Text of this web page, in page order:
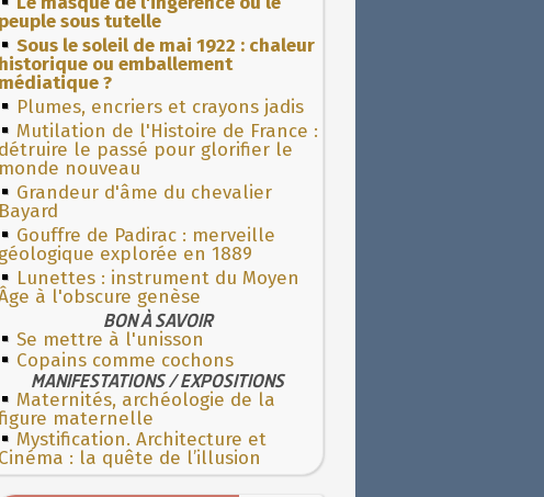
peuple sous tutelle
Sous le soleil de mai 1922 : chaleur
historique ou emballement
médiatique ?
Plumes, encriers et crayons jadis
Mutilation de l'Histoire de France :
détruire le passé pour glorifier le
monde nouveau
Grandeur d'âme du chevalier
Bayard
Gouffre de Padirac : merveille
géologique explorée en 1889
Lunettes : instrument du Moyen
à l'obscure genèse
BON À SAVOIR
Se mettre à l'unisson
Copains comme cochons
MANIFESTATIONS / EXPOSITIONS
Maternités, archéologie de la
maternelle
Mystification. Architecture et
Cinéma : la quête de l’illusion